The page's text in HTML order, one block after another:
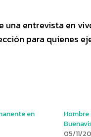
entrevista en
para quienes
en
05/11/